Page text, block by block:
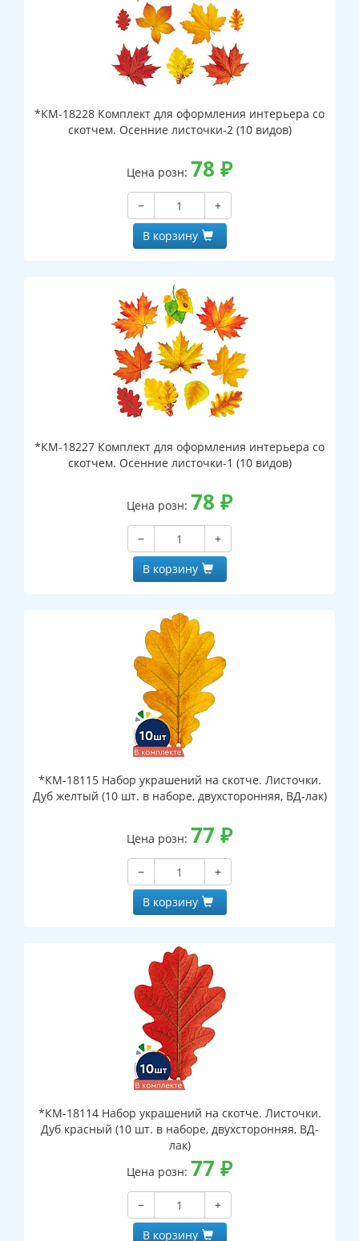
*КМ-18228 Комплект для оформления интерьера со
скотчем. Осенние листочки-2 (10 видов)
Цена розн: 78 ₽
−
+
В корзину
*КМ-18227 Комплект для оформления интерьера со
скотчем. Осенние листочки-1 (10 видов)
Цена розн: 78 ₽
−
+
В корзину
*КМ-18115 Набор украшений на скотче. Листочки.
Дуб желтый (10 шт. в наборе, двухсторонняя, ВД-лак)
Цена розн: 77 ₽
−
+
В корзину
*КМ-18114 Набор украшений на скотче. Листочки.
Дуб красный (10 шт. в наборе, двухсторонняя, ВД-
лак)
Цена розн: 77 ₽
−
+
В корзину